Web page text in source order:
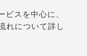
ビスを中心に、
れについて詳し